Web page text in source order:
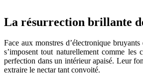
La résurrection brillante
Face aux monstres d’électronique
s’imposent tout naturellement comme les
perfection dans un intérieur apaisé. Leur
extraire le nectar tant convoité.